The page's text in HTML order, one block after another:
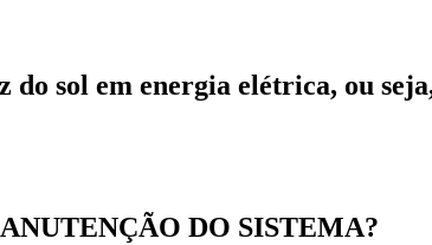
sol em energia elétrica, ou
DO SISTEMA?